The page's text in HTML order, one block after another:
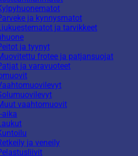
ja kynnysmatot
ja tarvikkeet
ja tyynyt
frotee ja patjansuojat
ja varavuoteet
vaahtomuovit
aika
ja veneily